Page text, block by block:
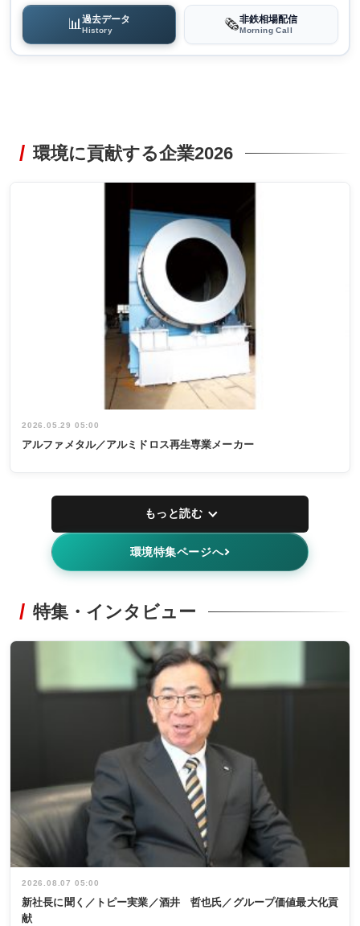
📊過去データ
History 🗞️非鉄相場配信
Morning Call
環境に貢献する企業2026
2026.05.29 05:00
アルファメタル／アルミドロス再生専業メーカー
もっと読む
環境特集ページへ
特集・インタビュー
2026.08.07 05:00
新社長に聞く／トピー実業／酒井 哲也氏／グループ価値最大化貢
献